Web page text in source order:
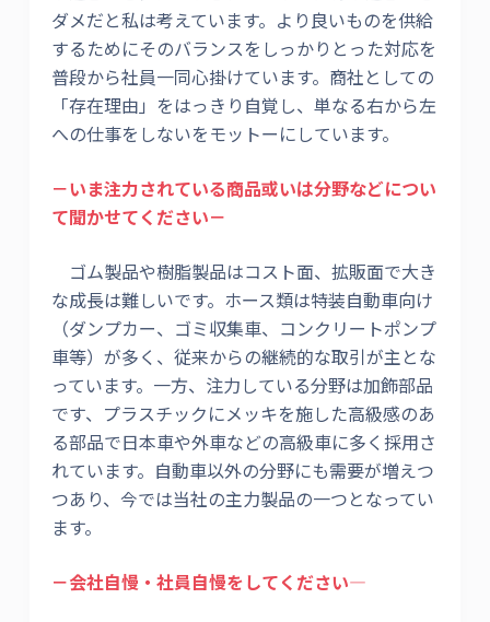
ダメだと私は考えています。より良いものを供給
するためにそのバランスをしっかりとった対応を
普段から社員一同心掛けています。商社としての
「存在理由」をはっきり自覚し、単なる右から左
への仕事をしないをモットーにしています。
－いま注力されている商品或いは分野などについ
て聞かせてください－
ゴム製品や樹脂製品はコスト面、拡販面で大き
な成長は難しいです。ホース類は特装自動車向け
（ダンプカー、ゴミ収集車、コンクリートポンプ
車等）が多く、従来からの継続的な取引が主とな
っています。一方、注力している分野は加飾部品
です、プラスチックにメッキを施した高級感のあ
る部品で日本車や外車などの高級車に多く採用さ
れています。自動車以外の分野にも需要が増えつ
つあり、今では当社の主力製品の一つとなってい
ます。
－会社自慢・社員自慢をしてください―